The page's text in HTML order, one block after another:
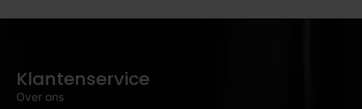
Klantenservice
Over ons